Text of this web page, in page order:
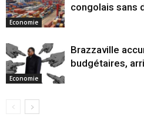
Economie
congolais sans
Economie
Brazzaville
budgétaires,